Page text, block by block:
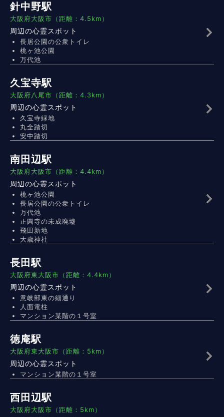
針中野駅
大阪府大阪市（距離：4.5km）
周辺の心霊スポット
長居公園の公衆トイレ
桃ヶ池公園
万代池
久宝寺駅
大阪府八尾市（距離：4.3km）
周辺の心霊スポット
久宝寺緑地
丸全踏切
安中踏切
南田辺駅
大阪府大阪市（距離：4.4km）
周辺の心霊スポット
桃ヶ池公園
長居公園の公衆トイレ
万代池
正圓寺の未成廃墟
飛田新地
大歳神社
長田駅
大阪府東大阪市（距離：4.4km）
周辺の心霊スポット
意岐部東の細通り
人面電柱
マンション某階の１号室
徳庵駅
大阪府東大阪市（距離：5km）
周辺の心霊スポット
マンション某階の１号室
西田辺駅
大阪府大阪市（距離：5km）